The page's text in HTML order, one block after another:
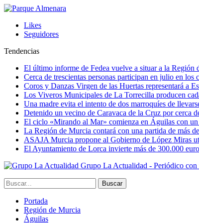
Likes
Seguidores
Tendencias
El último informe de Fedea vuelve a situar a la Región
Cerca de trescientas personas participan en julio en
Coros y Danzas Virgen de las Huertas representará a
Los Viveros Municipales de La Torrecilla producen
Una madre evita el intento de dos marroquíes de
Detenido un vecino de Caravaca de la Cruz por cerca
El ciclo «Mirando al Mar» comienza en Águilas con
La Región de Murcia contará con una partida de más
ASAJA Murcia propone al Gobierno de López Miras
El Ayuntamiento de Lorca invierte más de 300.000
Grupo La Actualidad - Periódico
Portada
Región de Murcia
Águilas